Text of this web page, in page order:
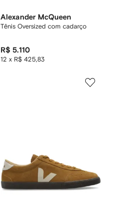
Alexander McQueen
Tênis Oversized com cadarço
R$ 5.110
12 x R$ 425,83